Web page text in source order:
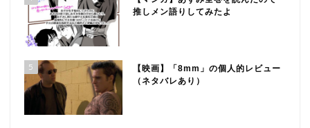
推しメン語りしてみたよ
5
【映画】「8mm」の個人的レビュー
（ネタバレあり）